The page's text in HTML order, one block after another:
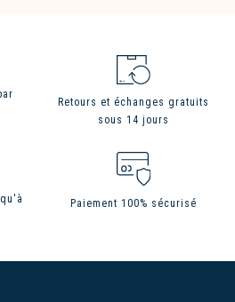
Retours et échanges gratuits
sous 14 jours
Paiement 100% sécurisé